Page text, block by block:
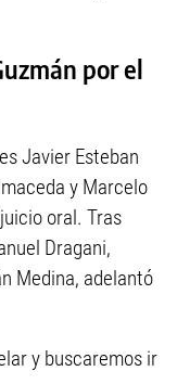
por el
Javier Esteban
y Marcelo
oral. Tras
Dragani,
Medina, adelantó
y buscaremos ir